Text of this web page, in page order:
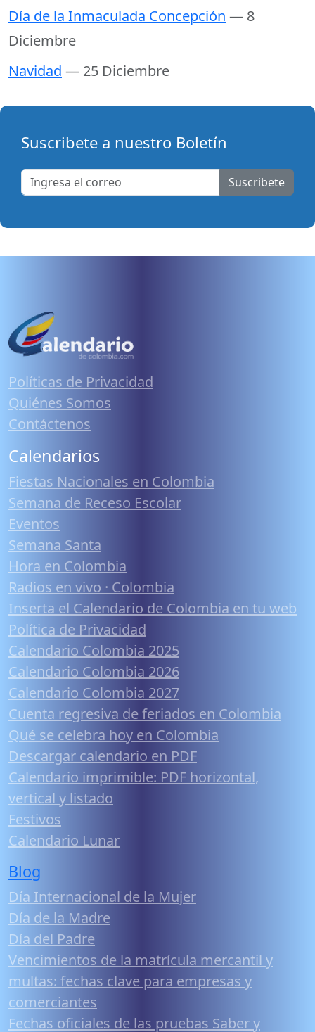
Día de la Inmaculada Concepción — 8
Diciembre
Navidad — 25 Diciembre
Suscribete a nuestro Boletín
Suscribete
Políticas de Privacidad
Quiénes Somos
Contáctenos
Calendarios
Fiestas Nacionales en Colombia
Semana de Receso Escolar
Eventos
Semana Santa
Hora en Colombia
Radios en vivo · Colombia
Inserta el Calendario de Colombia en tu web
Política de Privacidad
Calendario Colombia 2025
Calendario Colombia 2026
Calendario Colombia 2027
Cuenta regresiva de feriados en Colombia
Qué se celebra hoy en Colombia
Descargar calendario en PDF
Calendario imprimible: PDF horizontal,
vertical y listado
Festivos
Calendario Lunar
Blog
Día Internacional de la Mujer
Día de la Madre
Día del Padre
Vencimientos de la matrícula mercantil y
multas: fechas clave para empresas y
comerciantes
Fechas oficiales de las pruebas Saber y